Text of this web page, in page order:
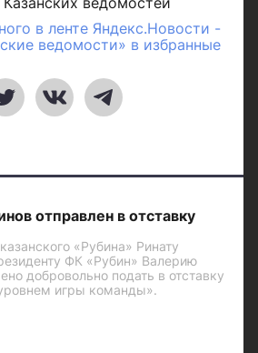
в ленте Яндекс.Новости -
ведомости» в избранные
отправлен в отставку
«Рубина» Ринату
ФК «Рубин» Валерию
добровольно подать в отставку
игры команды».